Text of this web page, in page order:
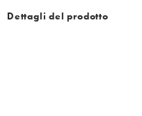
Dettagli del prodotto